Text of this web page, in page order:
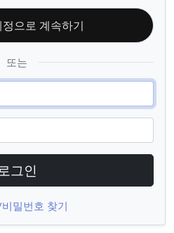
으로 계속하기
또는
그인
밀번호 찾기